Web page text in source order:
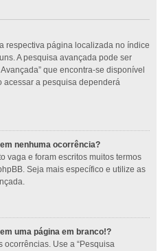
respectiva página localizada no índice
A pesquisa avançada pode ser
que encontra-se disponível
acessar a pesquisa dependerá
nenhuma ocorrência?
vaga e foram escritos muitos termos
Seja mais específico e utilize as
uma página em branco!?
ocorrências. Use a “Pesquisa